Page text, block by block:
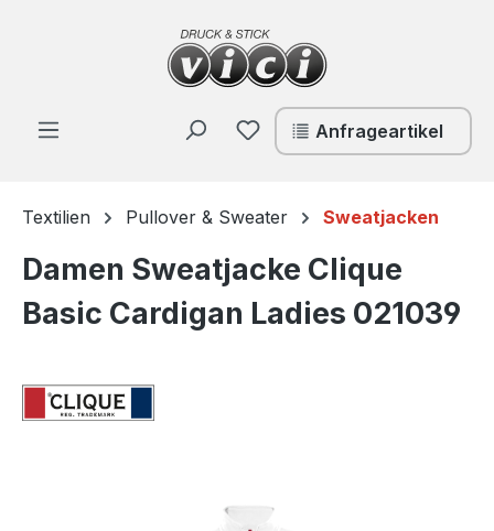
Zum Hauptinhalt springen
Du hast 0 Produkte auf
Anfrageartikel
Textilien Pullover & Sweater Sweatjacken
Damen Sweatjacke Clique
Basic Cardigan Ladies 021039
Bildergalerie überspringen